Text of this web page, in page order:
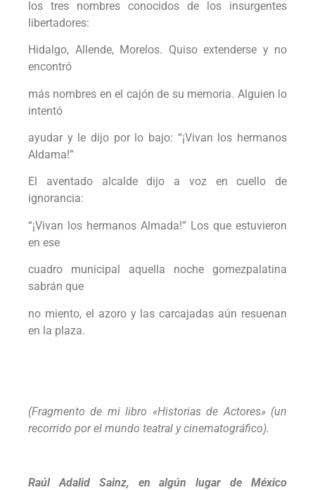
los tres nombres conocidos de los insurgentes
libertadores:
Hidalgo, Allende, Morelos. Quiso extenderse y no
encontró
más nombres en el cajón de su memoria. Alguien lo
intentó
ayudar y le dijo por lo bajo: “¡Vivan los hermanos
Aldama!”
El aventado alcalde dijo a voz en cuello de
ignorancia:
“¡Vivan los hermanos Almada!” Los que estuvieron
en ese
cuadro municipal aquella noche gomezpalatina
sabrán que
no miento, el azoro y las carcajadas aún resuenan
en la plaza.
(Fragmento de mi libro «Historias de Actores» (un
recorrido por el mundo teatral y cinematográfico).
Raúl Adalid Sainz, en algún lugar de México